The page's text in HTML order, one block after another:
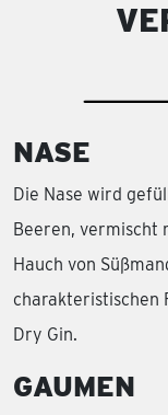
NASE
Die Nase wird
Beeren, vermischt
Hauch von
charakteristischen
Dry Gin.
GAUMEN